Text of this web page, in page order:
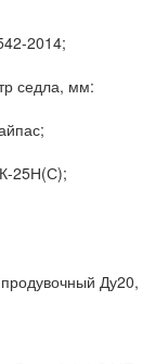
2014;
седла, мм:
25Н(С);
Ду20,